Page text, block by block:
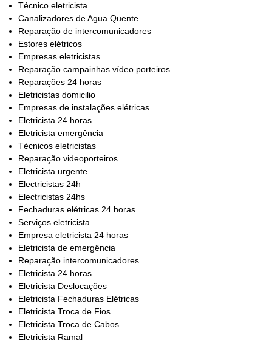
Técnico eletricista
Canalizadores de Agua Quente
Reparação de intercomunicadores
Estores elétricos
Empresas eletricistas
Reparação campainhas vídeo porteiros
Reparações 24 horas
Eletricistas domicilio
Empresas de instalações elétricas
Eletricista 24 horas
Eletricista emergência
Técnicos eletricistas
Reparação videoporteiros
Eletricista urgente
Electricistas 24h
Electricistas 24hs
Fechaduras elétricas 24 horas
Serviços eletricista
Empresa eletricista 24 horas
Eletricista de emergência
Reparação intercomunicadores
Eletricista 24 horas
Eletricista Deslocações
Eletricista Fechaduras Elétricas
Eletricista Troca de Fios
Eletricista Troca de Cabos
Eletricista Ramal